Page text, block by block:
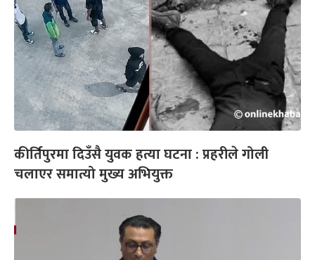
कीर्तिपुरमा दिउँसै युवक हत्या घटना : प्रहरीले गोली
चलाएर समात्यो मुख्य अभियुक्त